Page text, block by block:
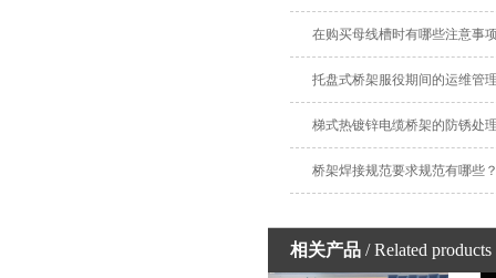
在购买母线槽时有哪些注意事
托盘式桥架服役期间的运维管
梯式热镀锌电缆桥架的防锈处
桥架焊接规范要求规范有哪些
相关产品 / Related products